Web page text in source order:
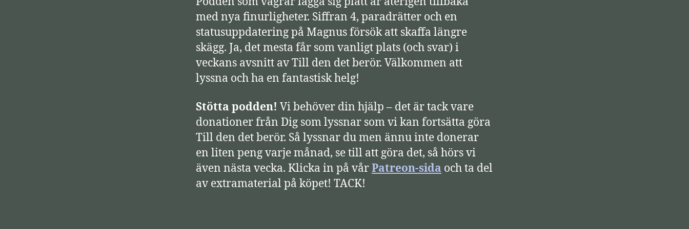
e
l
a
r
e
d
p
/
r
-
p
med nya finurligheter. Siffran 4, paradrätter och en
statusuppdatering på Magnus försök att skaffa längre
skägg. Ja, det mesta får som vanligt plats (och svar) i
veckans avsnitt av Till den det berör. Välkommen att
lyssna och ha en fantastisk helg!
Stötta podden! Vi behöver din hjälp – det är tack vare
donationer från Dig som lyssnar som vi kan fortsätta göra
Till den det berör. Så lyssnar du men ännu inte donerar
en liten peng varje månad, se till att göra det, så hörs vi
även nästa vecka. Klicka in på vårPatreon-sida och ta del
av extramaterial på köpet! TACK!